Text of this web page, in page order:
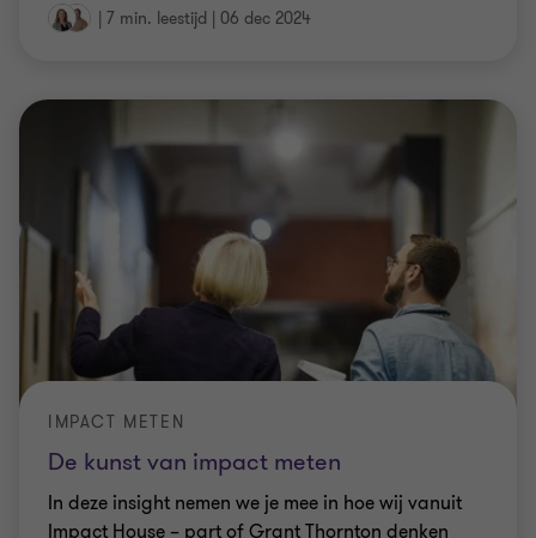
| 7 min. leestijd | 06 dec 2024
De kunst van impact meten
IMPACT METEN
In deze insight nemen we je mee in hoe wij vanuit
Impact House – part of Grant Thornton denken